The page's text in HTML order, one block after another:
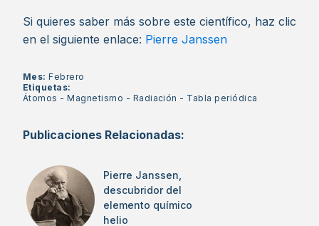
Si quieres saber más sobre este científico, haz clic
en el siguiente enlace: Pierre Janssen
Mes:Febrero
Etiquetas:
Átomos -Magnetismo - Radiación - Tabla periódica
Publicaciones Relacionadas:
Pierre Janssen,
descubridor del
elemento químico
helio